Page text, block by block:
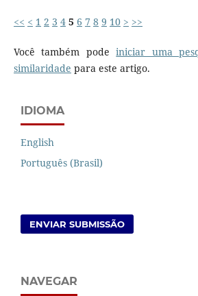
<< < 1 2 3 4 5 6 7 8 9 10 > >>
Você também podeiniciar uma
similaridade para este artigo.
IDIOMA
English
Português (Brasil)
ENVIAR SUBMISSÃO
NAVEGAR